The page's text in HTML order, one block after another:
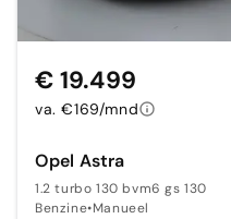
Opel Astra
1.2 turbo 130 bvm6 gs 130
Benzine•Manueel
€ 19.499
va. €169/mnd